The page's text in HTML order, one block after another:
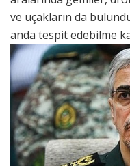
ve uçakların da
anda tespit edebilme